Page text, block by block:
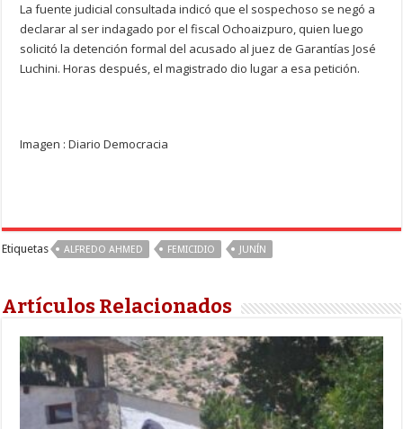
La fuente judicial consultada indicó que el sospechoso se negó a
declarar al ser indagado por el fiscal Ochoaizpuro, quien luego
solicitó la detención formal del acusado al juez de Garantías José
Luchini. Horas después, el magistrado dio lugar a esa petición.
Imagen : Diario Democracia
Etiquetas ALFREDO AHMED FEMICIDIO JUNÍN
Artículos Relacionados